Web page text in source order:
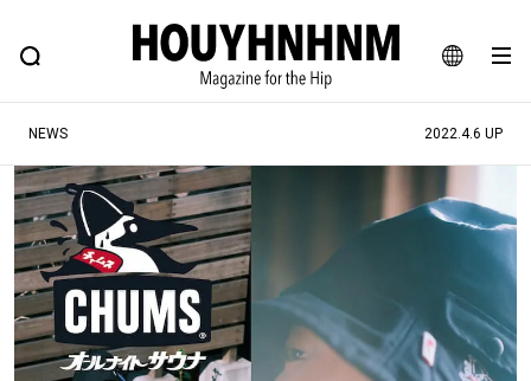
JA
EN
FEATURE BLOG SNAP
ヒップなファッション、カルチャー、ライフスタイルWEBマガジン
#注目のタグ
#SHOPPING ADDICT #憧れの逸品
#ESSENTIAL DESIGNS #古着サミット
#NEW VINTAGE #マイナーグッド図鑑
#路地裏てぃーん。 #MONTHLY JOURNAL
NEWS 2022.4.6 UP